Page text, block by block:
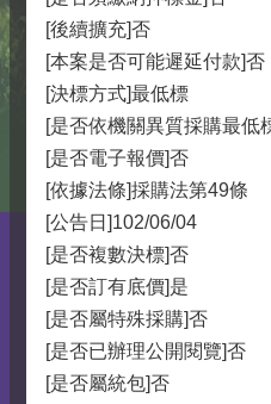
[後續擴充]否
[本案是否可能遲延付款]否
[決標方式]最低標
[是否依機關異質採購最低
[是否電子報價]否
[依據法條]採購法第49條
[公告日]102/06/04
[是否複數決標]否
[是否訂有底價]是
[是否屬特殊採購]否
[是否已辦理公開閱覽]否
[是否屬統包]否